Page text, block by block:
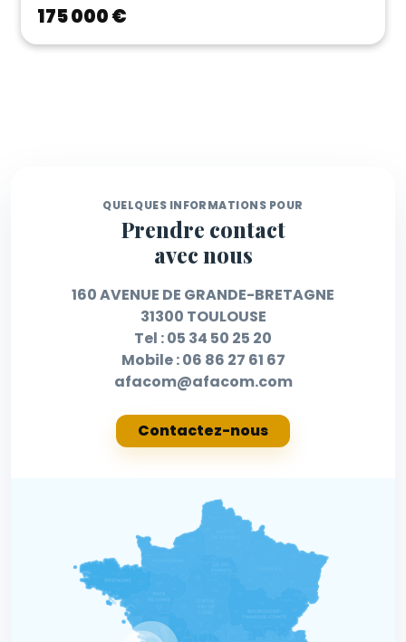
175 000 €
QUELQUES INFORMATIONS POUR
Prendre contact
avec nous
160 AVENUE DE GRANDE-BRETAGNE
31300 TOULOUSE
Tel :05 34 50 25 20
Mobile :06 86 27 61 67
afacom@afacom.com
Contactez-nous